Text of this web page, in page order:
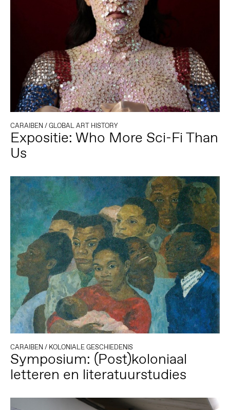
CARAIBEN/GLOBAL ART HISTORY
Expositie: Who More Sci-Fi Than
Us
CARAIBEN/ KOLONIALE GESCHIEDENIS
Symposium: (Post)koloniaal
letteren en literatuurstudies